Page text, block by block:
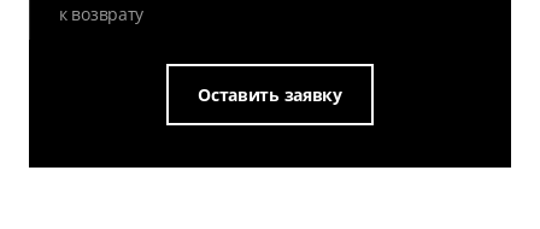
Оставить заявку
к возврату